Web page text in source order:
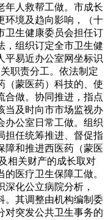
年人救帮工做。市成长
环境及趋向影响，（十
卫生健康委员会担任订
，组织订定全市卫生健
平易近办公室网坐标识
职责分工。依法制定
（蒙医药）科技的、使
合做。协同推进，指点
当及时向市市场监视办
办公室日常工做。组织
担任统筹推进、督促指
障和推进西医药（蒙医
相关财产的成长取对
医疗卫生保障工做。
化公立病院分析，
。其调整由机构编制委
对突发公共卫生事务的